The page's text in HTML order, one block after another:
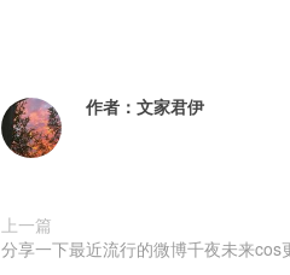
作者： 文家君伊
上一篇
分享一下最近流行的微博千夜未来cos